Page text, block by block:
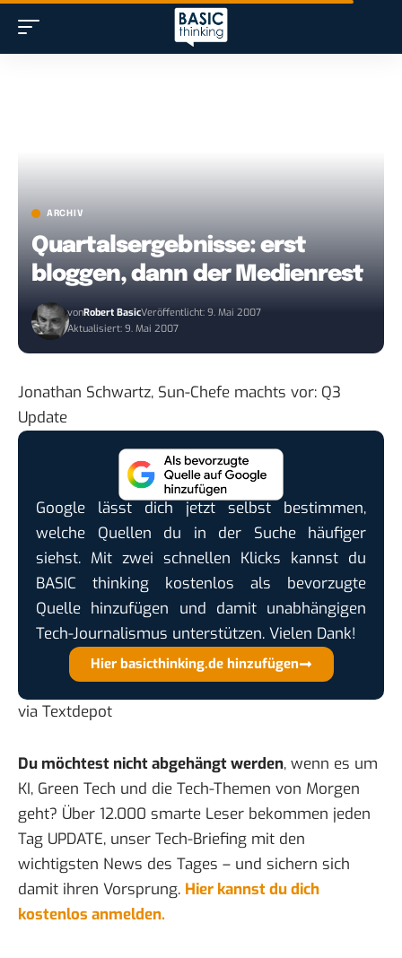
ARCHIV
Quartalsergebnisse: erst
bloggen, dann der Medienrest
vonRobert BasicVeröffentlicht: 9. Mai 2007
Aktualisiert: 9. Mai 2007
Jonathan Schwartz, Sun-Chefe machts vor: Q3
Update
Google lässt dich jetzt selbst bestimmen,
welche Quellen du in der Suche häufiger
siehst. Mit zwei schnellen Klicks kannst du
BASIC thinking kostenlos als bevorzugte
Quelle hinzufügen und damit unabhängigen
Tech-Journalismus unterstützen. Vielen Dank!
Hier basicthinking.de hinzufügen
via Textdepot
Du möchtest nicht abgehängt werden, wenn es um
KI, Green Tech und die Tech-Themen von Morgen
geht? Über 12.000 smarte Leser bekommen jeden
Tag UPDATE, unser Tech-Briefing mit den
wichtigsten News des Tages – und sichern sich
damit ihren Vorsprung. Hier kannst du dich
kostenlos anmelden.